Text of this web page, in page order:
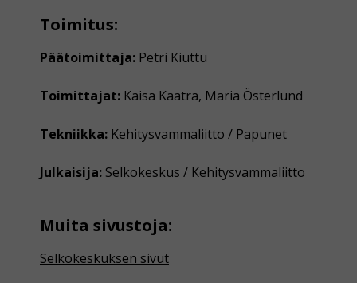
Toimitus:
Päätoimittaja: Petri Kiuttu
Toimittajat: Kaisa Kaatra, Maria Österlund
Tekniikka: Kehitysvammaliitto / Papunet
Julkaisija: Selkokeskus / Kehitysvammaliitto
Muita sivustoja:
Selkokeskuksen sivut